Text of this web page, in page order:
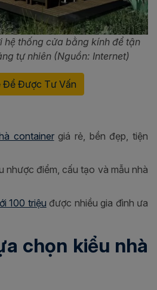
hệ thống cửa bằng kính để tận
tự nhiên (Nguồn: Internet)
Để Được Tư Vấn
containergiá rẻ, bền đẹp, tiện
nhược điểm, cấu tạo và mẫu nhà
100 triệu được nhiều gia đình ưa
chọn kiểu nhà